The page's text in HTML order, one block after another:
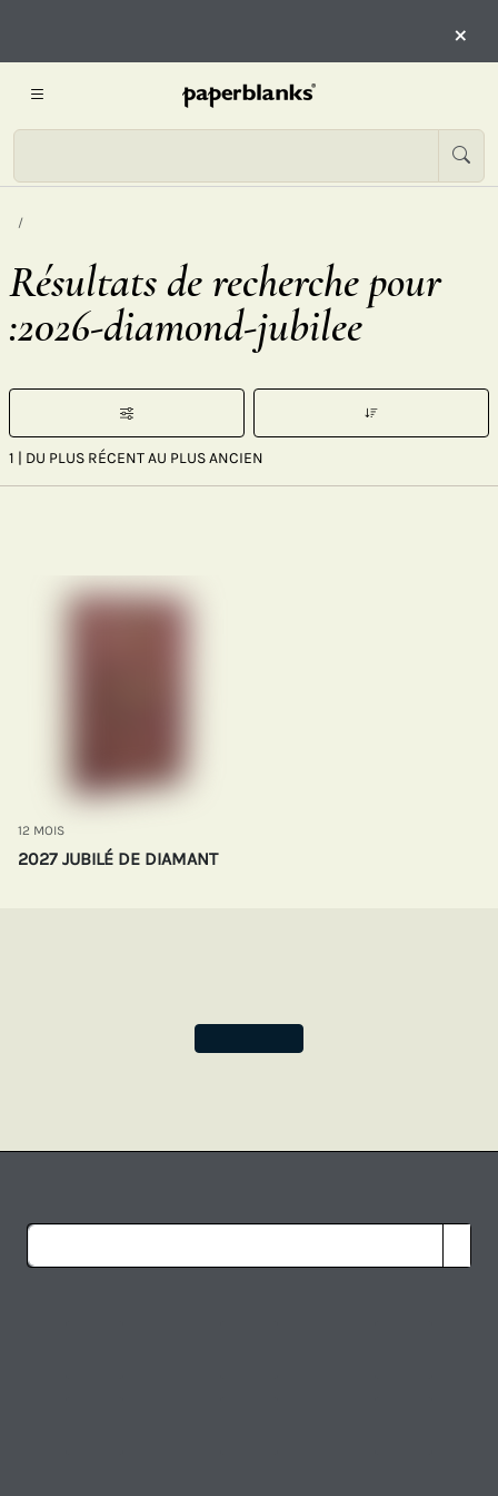
×
Résultats de recherche pour
:2026-diamond-jubilee
1 | DU PLUS RÉCENT AU PLUS ANCIEN
12 MOIS
2027 JUBILÉ DE DIAMANT